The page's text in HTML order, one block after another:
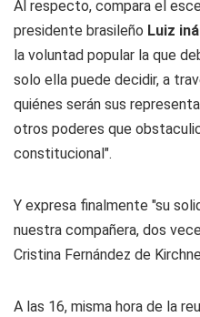
Al respecto, compara el
presidente brasileño Luiz
la voluntad popular la que
solo ella puede decidir, a
quiénes serán sus
otros poderes que
constitucional".
Y expresa finalmente "su
nuestra compañera, dos
Cristina Fernández de
A las 16, misma hora de la